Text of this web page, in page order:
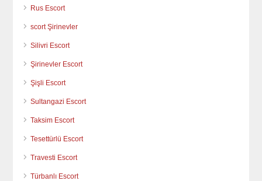
Rus Escort
scort Şirinevler
Silivri Escort
Şirinevler Escort
Şişli Escort
Sultangazi Escort
Taksim Escort
Tesettürlü Escort
Travesti Escort
Türbanlı Escort